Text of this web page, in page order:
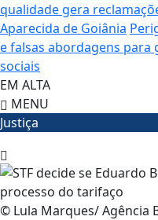
qualidade gera
Aparecida de Goiânia
e falsas abordagens para
sociais
EM ALTA
MENU
Justiça
© Lula Marques/ Agência